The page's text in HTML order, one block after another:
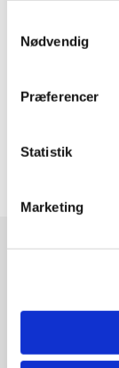
Nødvendig
Præferencer
Statistik
Marketing
ANNE GRY
Åbningstider /